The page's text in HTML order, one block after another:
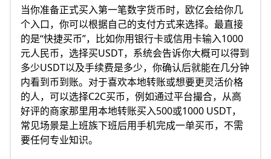
当你准备正式买入第一笔数字货币时，欧亿会给你几
个入口，你可以根据自己的支付方式来选择。最直接
的是“快捷买币”，比如你用银行卡或信用卡输入1000
元人民币，选择买USDT，系统会告诉你大概可以得到
多少USDT以及手续费是多少，你确认后就能在几分钟
内看到币到账。对于喜欢本地转账或想要更灵活价格
的人，可以选择C2C买币，例如通过平台撮合，从高
好评的商家那里用本地转账买入500或1000 USDT，
常见场景是上班族下班后用手机完成一单买币，不需
要任何专业知识。